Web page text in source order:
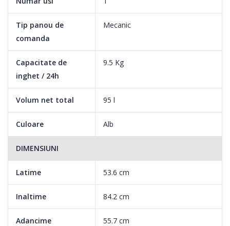
cazul intreruperii curentului electric.
Tip panou de
comanda
Mecanic
Capacitate de
inghet / 24h
9.5 Kg
Volum net total 95 l
Culoare Alb
DIMENSIUNI
Latime 53.6 cm
Inaltime 84.2 cm
Adancime 55.7 cm